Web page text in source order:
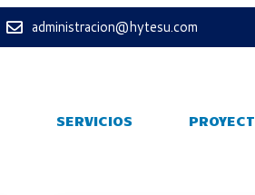
administracion@hytesu.com
SERVICIOS